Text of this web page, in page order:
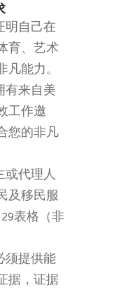
明自己在
育、艺术
能力。
有来自美
工作邀
您的非凡
或代理人
及移民服
表格（非
须提供能
据，证据